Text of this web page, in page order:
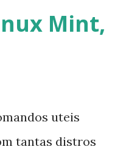
Live (assim como
Linux, claro,
como opção.
Mint,
uteis
tantas distros